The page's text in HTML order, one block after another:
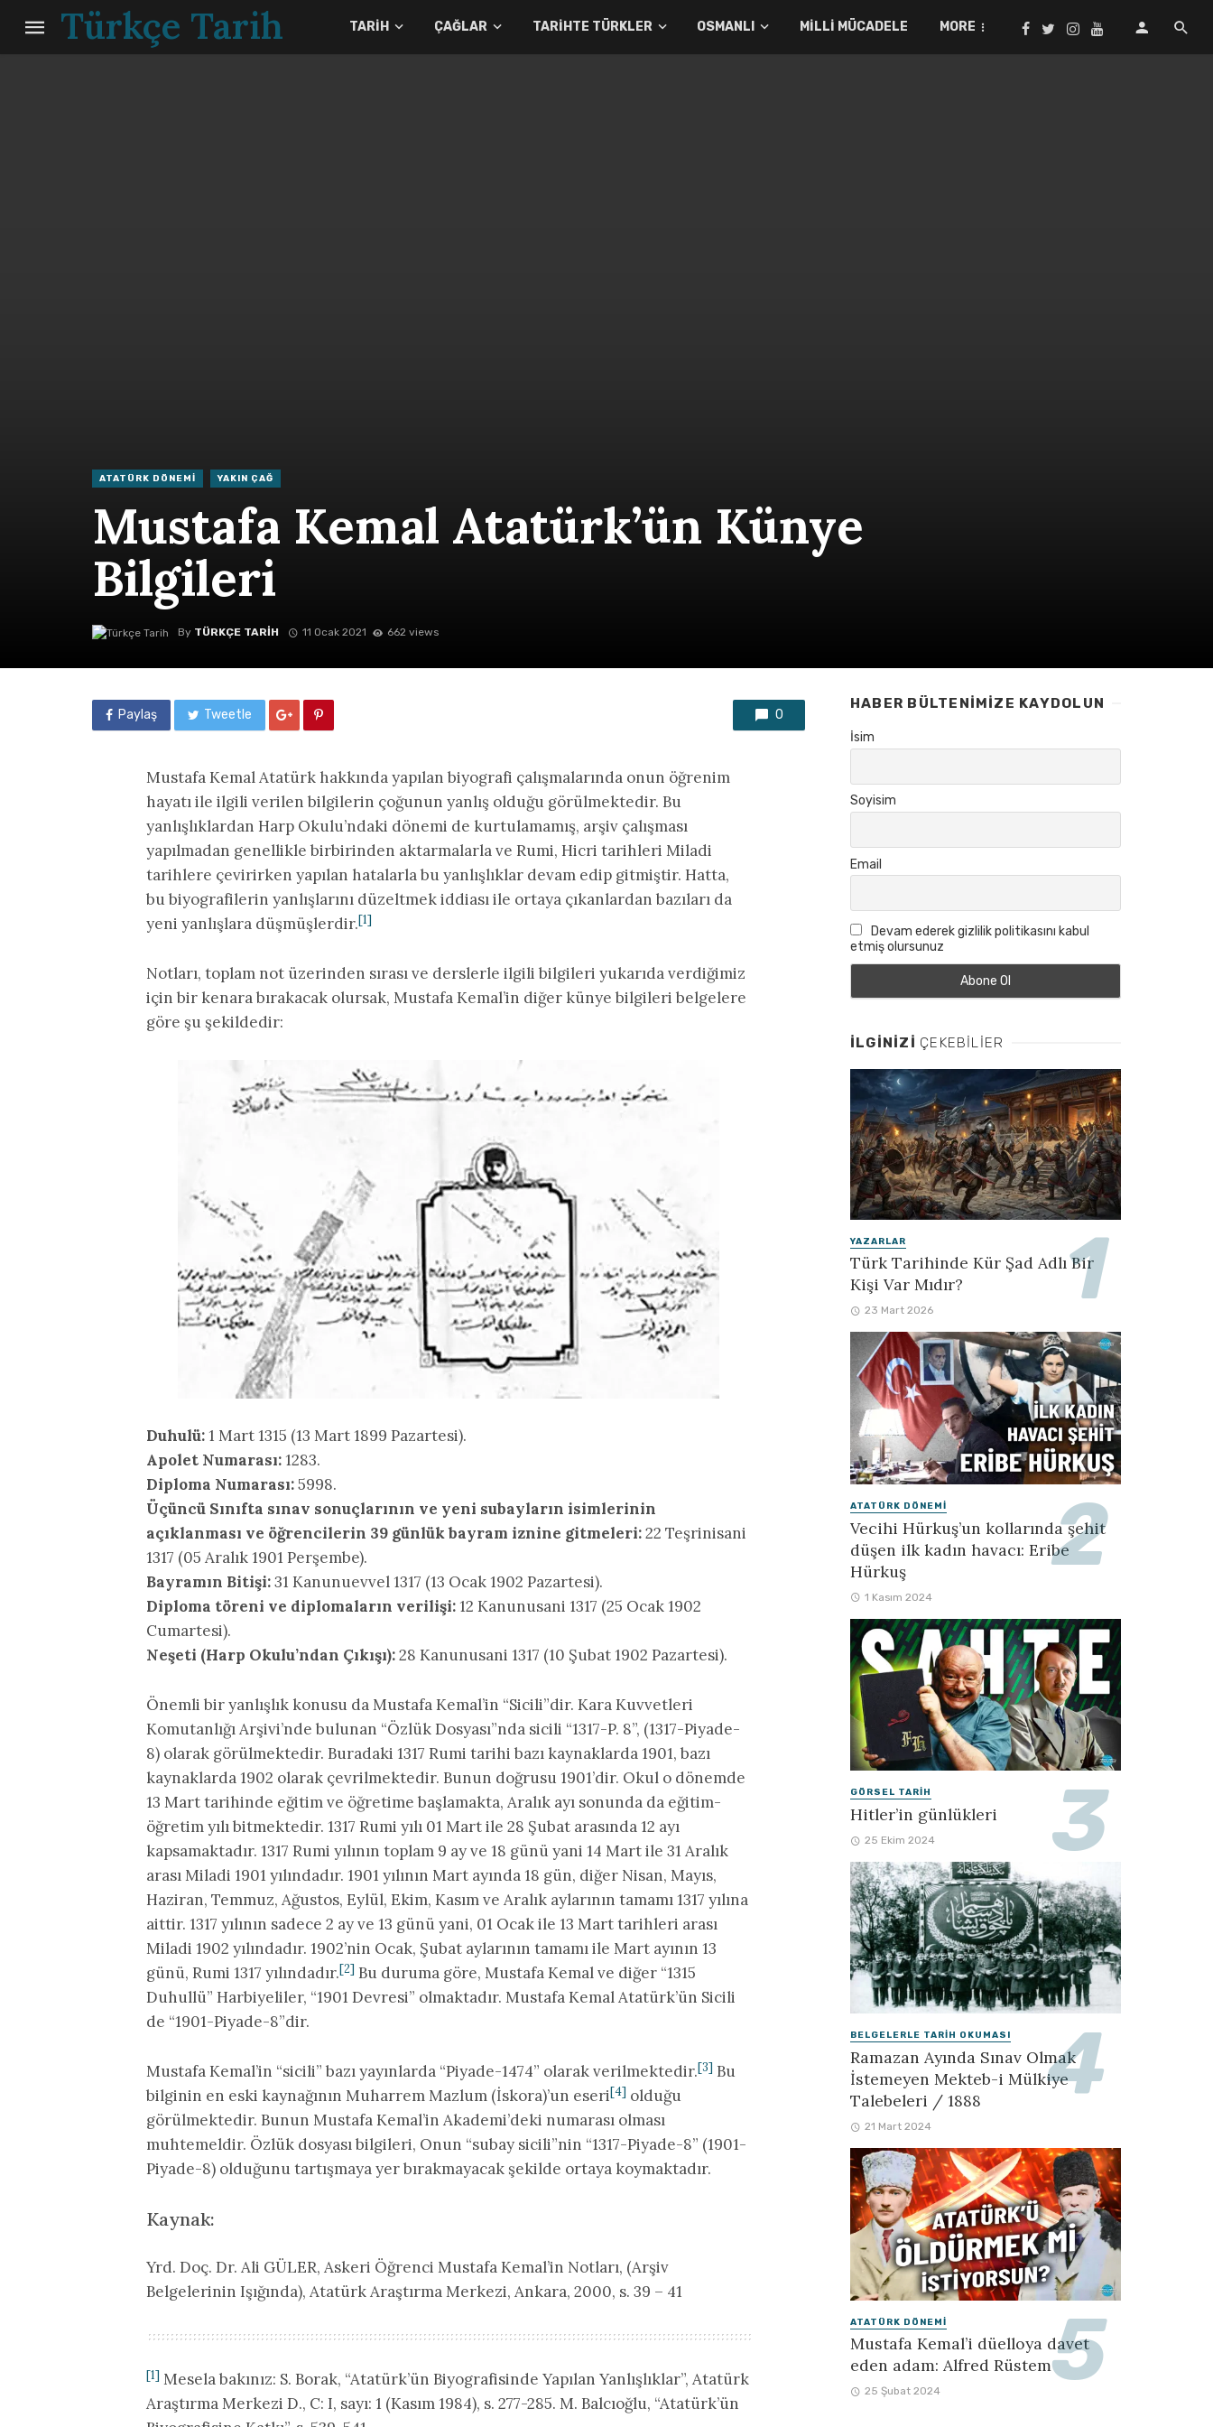
Türkçe Tarih TARIH ÇAĞLAR TARIHTE TÜRKLER OSMANLI MILLI MÜCADELE MORE
ATATÜRK DÖNEMI YAKIN ÇAĞ
Mustafa Kemal Atatürk’ün Künye
Bilgileri
By TÜRKÇE TARIH 11 Ocak 2021 662 views
Paylaş Tweetle 0
Mustafa Kemal Atatürk hakkında yapılan biyografi çalışmalarında onun öğrenim
hayatı ile ilgili verilen bilgilerin çoğunun yanlış olduğu görülmektedir. Bu
yanlışlıklardan Harp Okulu’ndaki dönemi de kurtulamamış, arşiv çalışması
yapılmadan genellikle birbirinden aktarmalarla ve Rumi, Hicri tarihleri Miladi
tarihlere çevirirken yapılan hatalarla bu yanlışlıklar devam edip gitmiştir. Hatta,
bu biyografilerin yanlışlarını düzeltmek iddiası ile ortaya çıkanlardan bazıları da
yeni yanlışlara düşmüşlerdir.[1]
Notları, toplam not üzerinden sırası ve derslerle ilgili bilgileri yukarıda verdiğimiz
için bir kenara bırakacak olursak, Mustafa Kemal’in diğer künye bilgileri belgelere
göre şu şekildedir:
Duhulü:1 Mart 1315 (13 Mart 1899 Pazartesi).
Apolet Numarası:1283.
Diploma Numarası:5998.
Üçüncü Sınıfta sınav sonuçlarının ve yeni subayların isimlerinin
açıklanması ve öğrencilerin 39 günlük bayram iznine gitmeleri:22 Teşrinisani
1317 (05 Aralık 1901 Perşembe).
Bayramın Bitişi:31 Kanunuevvel 1317 (13 Ocak 1902 Pazartesi).
Diploma töreni ve diplomaların verilişi:12 Kanunusani 1317 (25 Ocak 1902
Cumartesi).
Neşeti (Harp Okulu’ndan Çıkışı):28 Kanunusani 1317 (10 Şubat 1902 Pazartesi).
Önemli bir yanlışlık konusu da Mustafa Kemal’in “Sicili”dir. Kara Kuvvetleri
Komutanlığı Arşivi’nde bulunan “Özlük Dosyası”nda sicili “1317-P. 8”, (1317-Piyade-
8) olarak görülmektedir. Buradaki 1317 Rumi tarihi bazı kaynaklarda 1901, bazı
kaynaklarda 1902 olarak çevrilmektedir. Bunun doğrusu 1901’dir. Okul o dönemde
13 Mart tarihinde eğitim ve öğretime başlamakta, Aralık ayı sonunda da eğitim-
öğretim yılı bitmektedir. 1317 Rumi yılı 01 Mart ile 28 Şubat arasında 12 ayı
kapsamaktadır. 1317 Rumi yılının toplam 9 ay ve 18 günü yani 14 Mart ile 31 Aralık
arası Miladi 1901 yılındadır. 1901 yılının Mart ayında 18 gün, diğer Nisan, Mayıs,
Haziran, Temmuz, Ağustos, Eylül, Ekim, Kasım ve Aralık aylarının tamamı 1317 yılına
aittir. 1317 yılının sadece 2 ay ve 13 günü yani, 01 Ocak ile 13 Mart tarihleri arası
Miladi 1902 yılındadır. 1902’nin Ocak, Şubat aylarının tamamı ile Mart ayının 13
günü, Rumi 1317 yılındadır.[2] Bu duruma göre, Mustafa Kemal ve diğer “1315
Duhullü” Harbiyeliler, “1901 Devresi” olmaktadır. Mustafa Kemal Atatürk’ün Sicili
de “1901-Piyade-8”dir.
Mustafa Kemal’in “sicili” bazı yayınlarda “Piyade-1474” olarak verilmektedir.[3] Bu
bilginin en eski kaynağının Muharrem Mazlum (İskora)’un eseri[4] olduğu
görülmektedir. Bunun Mustafa Kemal’in Akademi’deki numarası olması
muhtemeldir. Özlük dosyası bilgileri, Onun “subay sicili”nin “1317-Piyade-8” (1901-
Piyade-8) olduğunu tartışmaya yer bırakmayacak şekilde ortaya koymaktadır.
Kaynak:
Yrd. Doç. Dr. Ali GÜLER, Askeri Öğrenci Mustafa Kemal’in Notları, (Arşiv
Belgelerinin Işığında), Atatürk Araştırma Merkezi, Ankara, 2000, s. 39 – 41
[1] Mesela bakınız: S. Borak, “Atatürk’ün Biyografisinde Yapılan Yanlışlıklar”, Atatürk
Araştırma Merkezi D., C: I, sayı: 1 (Kasım 1984), s. 277-285. M. Balcıoğlu, “Atatürk’ün
HABER BÜLTENIMIZE KAYDOLUN
İsim
Soyisim
Email
Devam ederek gizlilik politikasını kabul
etmiş olursunuz
İLGINIZI ÇEKEBILIER
YAZARLAR
Türk Tarihinde Kür Şad Adlı Bir
Kişi Var Mıdır?
23 Mart 2026
ATATÜRK DÖNEMI
Vecihi Hürkuş’un kollarında şehit
düşen ilk kadın havacı: Eribe
Hürkuş
1 Kasım 2024
GÖRSEL TARIH
Hitler’in günlükleri
25 Ekim 2024
BELGELERLE TARIH OKUMASI
Ramazan Ayında Sınav Olmak
İstemeyen Mekteb-i Mülkiye
Talebeleri / 1888
21 Mart 2024
ATATÜRK DÖNEMI
Mustafa Kemal’i düelloya davet
eden adam: Alfred Rüstem
25 Şubat 2024